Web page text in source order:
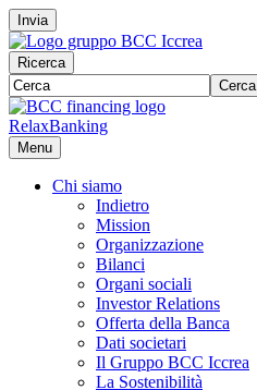
Invia
Ricerca
Cerca
RelaxBanking
Menu
Chi siamo
Indietro
Mission
Organizzazione
Bilanci
Organi sociali
Investor Relations
Offerta della Banca
Dati societari
Il Gruppo BCC Iccrea
La Sostenibilità